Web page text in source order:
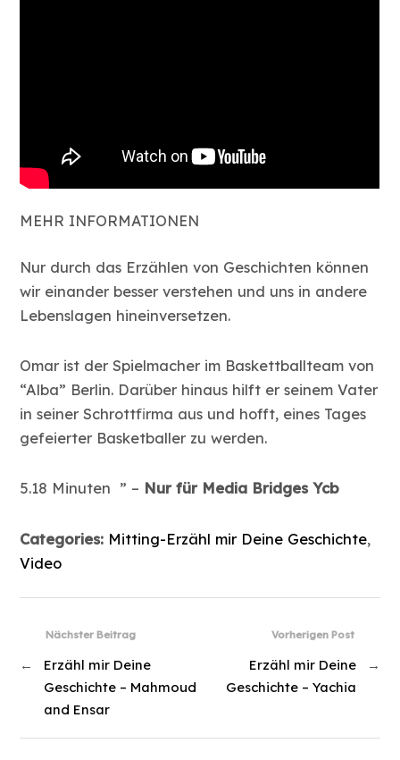
MEHR INFORMATIONEN
Nur durch das Erzählen von Geschichten können
wir einander besser verstehen und uns in andere
Lebenslagen hineinversetzen.
Omar ist der Spielmacher im Baskettballteam von
“Alba” Berlin. Darüber hinaus hilft er seinem Vater
in seiner Schrottfirma aus und hofft, eines Tages
gefeierter Basketballer zu werden.
5.18 Minuten ” – Nur für Media Bridges Ycb
Categories: Mitting-Erzähl mir Deine Geschichte,
Video
Vorherigen Post
Erzähl mir Deine
Geschichte – Yachia
→
Nächster Beitrag
←
Erzähl mir Deine
Geschichte – Mahmoud
and Ensar